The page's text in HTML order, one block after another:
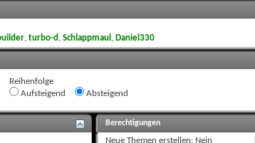
, turbo-d , Schlappmaul , Daniel330
Reihenfolge
Aufsteigend
Absteigend
Berechtigungen
Neue Themen erstellen: Nein